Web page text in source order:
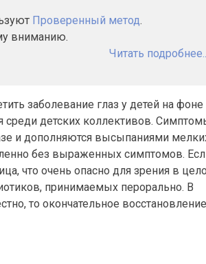
Проверенный метод.
вниманию.
Читать
заболевание глаз у детей на фоне
среди детских коллективов.
и дополняются высыпаниями
без выраженных симптомов.
что очень опасно для зрения в
принимаемых перорально. В
то окончательное восстановление